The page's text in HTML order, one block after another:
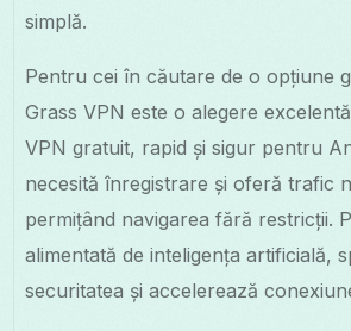
simplă.
Pentru cei în căutare de o opțiune
Grass VPN este o alegere
VPN gratuit, rapid și sigur pentru
necesită înregistrare și oferă trafic
permițând navigarea fără restricții.
alimentată de inteligența artificială,
securitatea și accelerează